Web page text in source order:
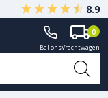
Gegarandeerd A-kwaliteit
8.9
Bel onsVrachtwagen
0